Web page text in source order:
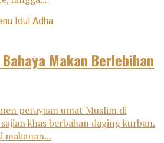
Makan Berlebihan
perayaan umat Muslim di
khas berbahan daging kurban.
makanan...